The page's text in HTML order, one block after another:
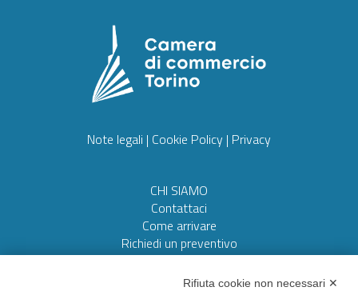
Note legali | Cookie Policy | Privacy
CHI SIAMO
Contattaci
Come arrivare
Richiedi un preventivo
Web realizzato da:Otto srl
Rifiuta cookie non necessari ✕